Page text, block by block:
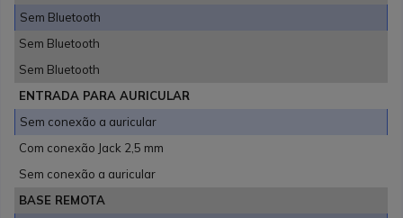
Sem Bluetooth
Sem Bluetooth
Sem Bluetooth
ENTRADA PARA AURICULAR
Sem conexão a auricular
Com conexão Jack 2,5 mm
Sem conexão a auricular
BASE REMOTA